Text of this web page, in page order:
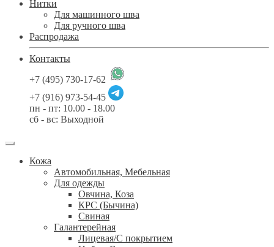
Нитки
Для машинного шва
Для ручного шва
Распродажа
Контакты
+7 (495) 730-17-62
+7 (916) 973-54-45
пн - пт: 10.00 - 18.00
сб - вс: Выходной
Кожа
Автомобильная, Мебельная
Для одежды
Овчина, Коза
КРС (Бычина)
Свиная
Галантерейная
Лицевая/С покрытием